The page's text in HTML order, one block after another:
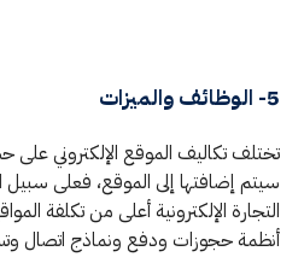
5- الوظائف والميزات
تختلف تكاليف الموقع الإلكتروني على
سيتم إضافتها إلى الموقع، فعلى سبيل
التجارة الإلكترونية أعلى من تكلفة
أنظمة حجوزات ودفع ونماذج اتصال